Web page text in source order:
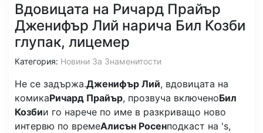
Вдовицата на Ричард Прайър
Дженифър Лий нарича Бил Козби
глупак, лицемер
Категория: Новини За Знаменитости
Не се задържа.Дженифър Лий, вдовицата на
комикаРичард Прайър, прозвуча включеноБил
Козбии го нарече по име в разкриващо ново
интервю по времеАлисън Росенподкаст на 's,